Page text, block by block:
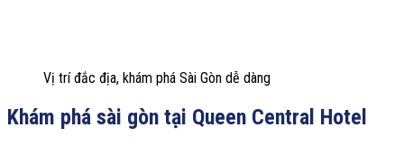
Vị trí đắc địa, khám phá Sài Gòn dễ dàng
Khám phá sài gòn tại Queen Central Hotel